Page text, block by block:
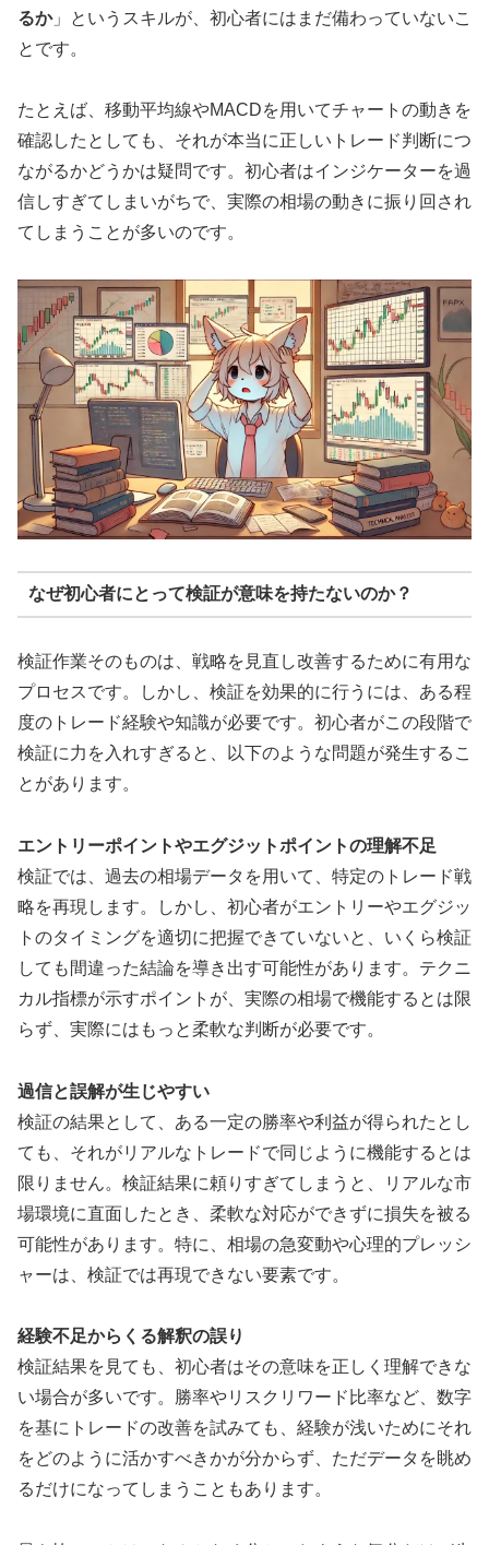
るか」というスキルが、初心者にはまだ備わっていないこ
とです。
たとえば、移動平均線やMACDを用いてチャートの動きを
確認したとしても、それが本当に正しいトレード判断につ
ながるかどうかは疑問です。初心者はインジケーターを過
信しすぎてしまいがちで、実際の相場の動きに振り回され
てしまうことが多いのです。
なぜ初心者にとって検証が意味を持たないのか？
検証作業そのものは、戦略を見直し改善するために有用な
プロセスです。しかし、検証を効果的に行うには、ある程
度のトレード経験や知識が必要です。初心者がこの段階で
検証に力を入れすぎると、以下のような問題が発生するこ
とがあります。
エントリーポイントやエグジットポイントの理解不足
検証では、過去の相場データを用いて、特定のトレード戦
略を再現します。しかし、初心者がエントリーやエグジッ
トのタイミングを適切に把握できていないと、いくら検証
しても間違った結論を導き出す可能性があります。テクニ
カル指標が示すポイントが、実際の相場で機能するとは限
らず、実際にはもっと柔軟な判断が必要です。
過信と誤解が生じやすい
検証の結果として、ある一定の勝率や利益が得られたとし
ても、それがリアルなトレードで同じように機能するとは
限りません。検証結果に頼りすぎてしまうと、リアルな市
場環境に直面したとき、柔軟な対応ができずに損失を被る
可能性があります。特に、相場の急変動や心理的プレッシ
ャーは、検証では再現できない要素です。
経験不足からくる解釈の誤り
検証結果を見ても、初心者はその意味を正しく理解できな
い場合が多いです。勝率やリスクリワード比率など、数字
を基にトレードの改善を試みても、経験が浅いためにそれ
をどのように活かすべきかが分からず、ただデータを眺め
るだけになってしまうこともあります。